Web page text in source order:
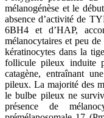
mélanogénèse et le
absence d’activité de
6BH4 et d’HAP,
mélanocytaires et peu
kératinocytes dans la
follicule pileux induite
catagène, entraînant
pileux. La majorité des
le bulbe pileux ne
présence de